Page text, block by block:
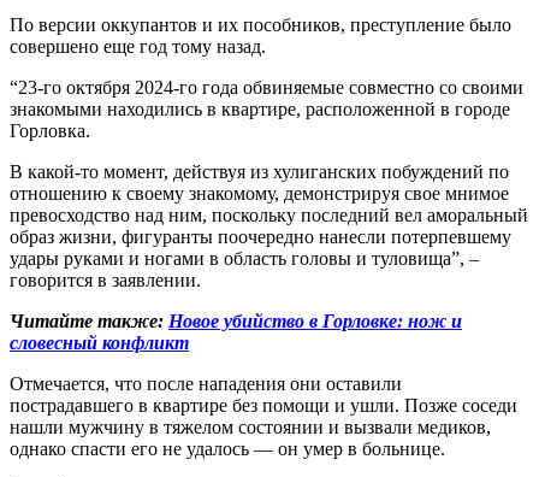
По версии оккупантов и их пособников, преступление было
совершено еще год тому назад.
“23-го октября 2024-го года обвиняемые совместно со своими
знакомыми находились в квартире, расположенной в городе
Горловка.
В какой-то момент, действуя из хулиганских побуждений по
отношению к своему знакомому, демонстрируя свое мнимое
превосходство над ним, поскольку последний вел аморальный
образ жизни, фигуранты поочередно нанесли потерпевшему
удары руками и ногами в область головы и туловища”, –
говорится в заявлении.
Читайте также: Новое убийство в Горловке: нож и
словесный конфликт
Отмечается, что после нападения они оставили
пострадавшего в квартире без помощи и ушли. Позже соседи
нашли мужчину в тяжелом состоянии и вызвали медиков,
однако спасти его не удалось — он умер в больнице.